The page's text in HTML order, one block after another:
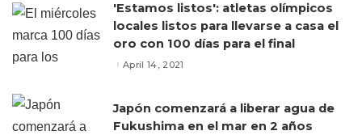
'Estamos listos': atletas olímpicos
locales listos para llevarse a casa el
oro con 100 días para el final
April 14, 2021
Japón comenzará a liberar agua de
Fukushima en el mar en 2 años